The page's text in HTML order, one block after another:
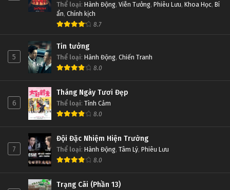
Thể loại: Hành Động, Viễn Tưởng, Phiêu Lưu, Khoa Học, Bí
ẩn, Chính kịch
8.7
5
Tin tưởng
Thể loại: Hành Động, Chiến Tranh
8.0
6
Tháng Ngày Tươi Đẹp
Thể loại: Tình Cảm
8.0
7
Đội Đặc Nhiệm Hiện Trường
Thể loại: Hành Động, Tâm Lý, Phiêu Lưu
8.0
Trạng Cãi (Phần 13)